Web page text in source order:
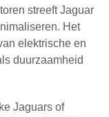
streeft Jaguar
Het
elektrische en
duurzaamheid
Jaguars of